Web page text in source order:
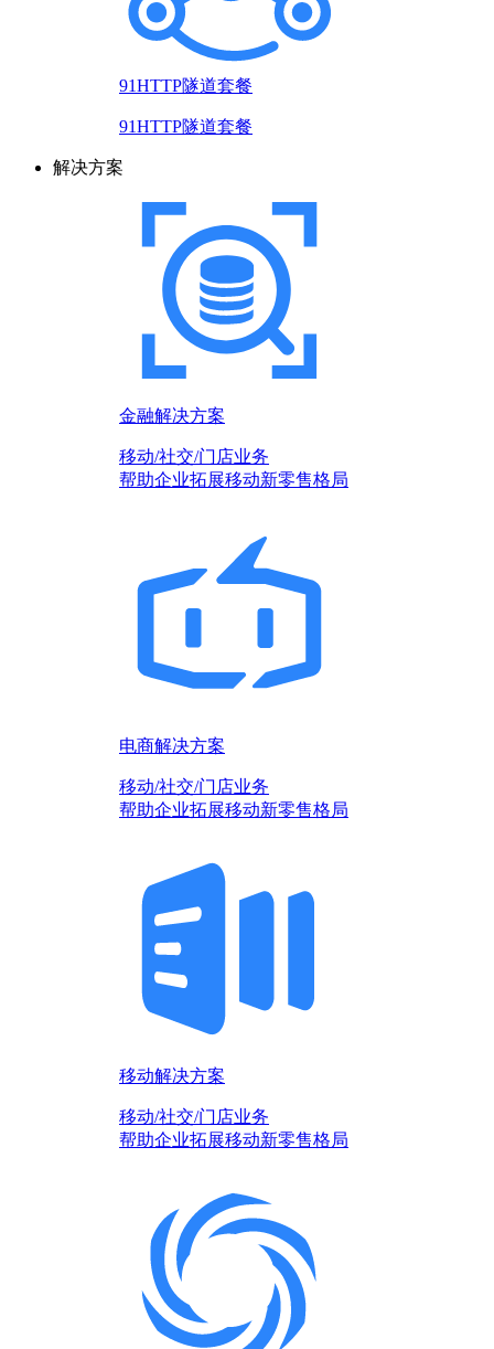
91HTTP隧道套餐
91HTTP隧道套餐
解决方案
金融解决方案
移动/社交/门店业务
帮助企业拓展移动新零售格局
电商解决方案
移动/社交/门店业务
帮助企业拓展移动新零售格局
移动解决方案
移动/社交/门店业务
帮助企业拓展移动新零售格局